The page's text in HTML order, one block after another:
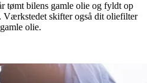
tømt bilens gamle olie og fyldt op
Værkstedet skifter også dit oliefilter
olie.